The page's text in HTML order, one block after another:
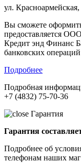
ул.
Вы сможете
предоставляется
Кредит энд Финанс
банковских
Подробнее
Подробная
+7 (4832) 75-70-36
Гарантия
Гарантия
Подробнее об
телефонам наших